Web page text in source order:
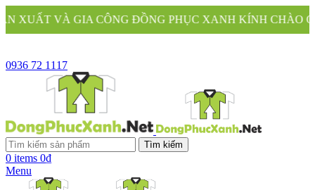
CÔNG ĐỒNG PHỤC XANH KÍNH CHÀO QUÝ KHÁCH
0936 72 1117
Tìm kiếm
0 items 0₫
Menu